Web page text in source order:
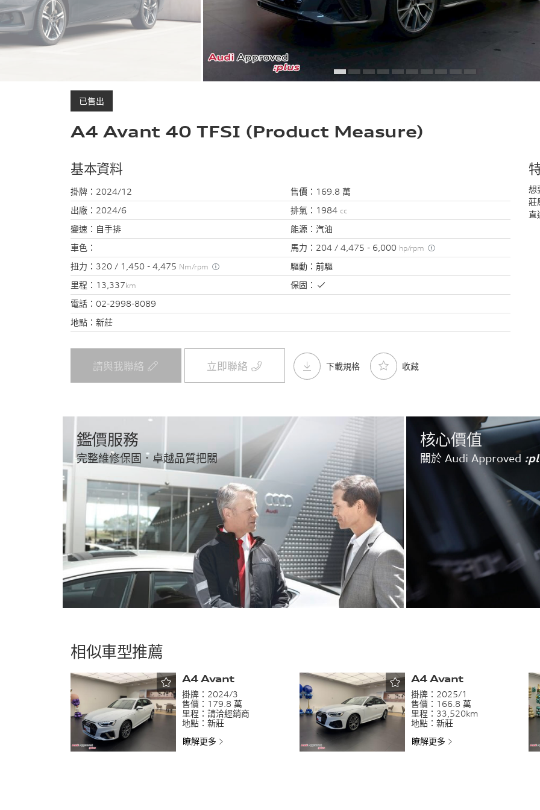
已售出
A4 Avant 40 TFSI (Product Measure)
基本資料
掛牌： 2024/12 售價： 169.8 萬
出廠： 2024/6 排氣： 1984 cc
變速： 自手排 能源： 汽油
車色：
馬力： 204 / 4,475 - 6,000 hp/rpm
扭力： 320 / 1,450 - 4,475 Nm/rpm 驅動： 前驅
里程： 13,337km
保固：
電話： 02-2998-8089
地點： 新莊
想
莊
直
請與我聯絡 立即聯絡 下載規格 收藏
鑑價服務
完整維修保固．卓越品質把關
核心價值
關於 Audi Approved
相似車型推薦
A4 Avant
掛牌： 2024/3
售價： 179.8 萬
里程： 請洽經銷商
地點： 新莊
瞭解更多
A4 Avant
掛牌： 2025/1
售價： 166.8 萬
里程： 33,520km
地點： 新莊
瞭解更多